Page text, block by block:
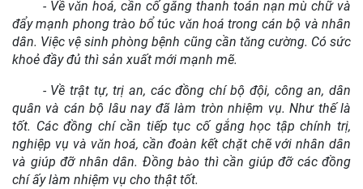
- Về vǎn hoá, cần cố gắng thanh toán nạn mù chữ và
đẩy mạnh phong trào bổ túc vǎn hoá trong cán bộ và nhân
dân. Việc vệ sinh phòng bệnh cũng cần tǎng cường. Có sức
khoẻ đầy đủ thì sản xuất mới mạnh mẽ.
- Về trật tự, trị an, các đồng chí bộ đội, công an, dân
quân và cán bộ lâu nay đã làm tròn nhiệm vụ. Như thế là
tốt. Các đồng chí cần tiếp tục cố gắng học tập chính trị,
nghiệp vụ và vǎn hoá, cần đoàn kết chặt chẽ với nhân dân
và giúp đỡ nhân dân. Đồng bào thì cần giúp đỡ các đồng
chí ấy làm nhiệm vụ cho thật tốt.